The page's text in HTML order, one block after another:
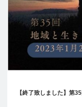
【終了致しました】第